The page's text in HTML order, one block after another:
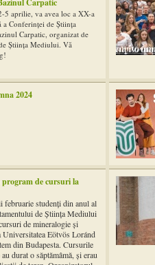
Carpatic
5 aprilie, va avea loc a XX-a
a Conferinței de Știința
Carpatic, organizat de
Știința Mediului. Vă
2024
de cursuri la
februarie studenți din anul al
de Știința Mediului
de mineralogie și
Eötvös Loránd
din Budapesta. Cursurile
durat o săptămâmă, și erau